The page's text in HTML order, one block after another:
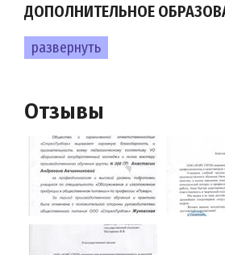
ДОПОЛНИТЕЛЬНОЕ
развернуть
Отзывы